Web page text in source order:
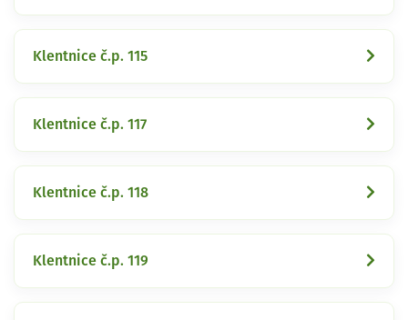
Klentnice č.p. 115
Klentnice č.p. 117
Klentnice č.p. 118
Klentnice č.p. 119